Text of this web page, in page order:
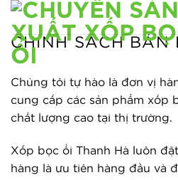
Skip
content
CHÍNH SÁCH BÁN
Chúng tôi tự hào là đơn vị
cung cấp các sản phẩm xốp
chất lượng cao tại thị trường.
Xốp bọc ổi Thanh Hà luôn
hàng là ưu tiên hàng đầu và